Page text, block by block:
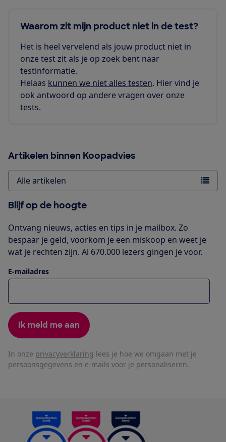
Waarom zit mijn product niet in de test?
Het is heel vervelend als jouw product niet in
onze test zit als je op zoek bent naar
testinformatie.
Helaas kunnen we niet alles testen. Hier vind je
ook antwoord op andere vragen over onze
tests.
Artikelen binnen Koopadvies
Alle artikelen
Blijf op de hoogte
Ontvang nieuws, acties en tips in je mailbox. Zo
bespaar je geld, voorkom je een miskoop en weet je
wat je rechten zijn. Al 670.000 lezers gingen je voor.
E-mailadres
Ik meld me aan
In onze privacyverklaring lees je hoe we omgaan met je
persoonsgegevens en e-mails voor je personaliseren.